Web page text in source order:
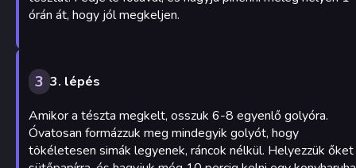
órán át, hogy jól megkeljen.
3 3. lépés
Amikor a tészta megkelt, osszuk 6-8 egyenlő golyóra.
Óvatosan formázzuk meg mindegyik golyót, hogy
tökéletesen simák legyenek, ráncok nélkül. Helyezzük őket